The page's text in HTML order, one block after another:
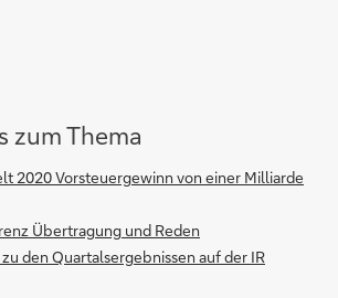
zum Thema
2020 Vorsteuergewinn von einer Milliarde
Übertragung und Reden
den Quartalsergebnissen auf der IR